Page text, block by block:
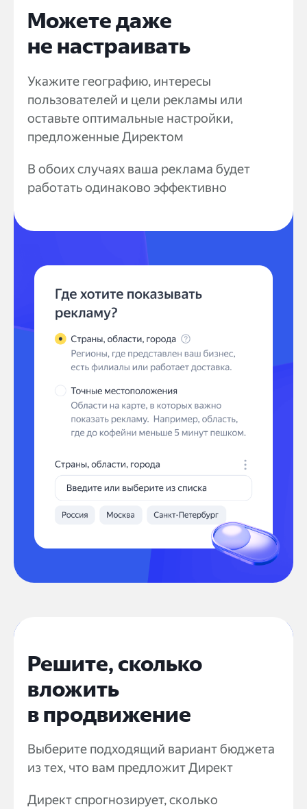
Можете даже
не настраивать
Укажите географию, интересы
пользователей и цели рекламы или
оставьте оптимальные настройки,
предложенные Директом
В обоих случаях ваша реклама будет
работать одинаково эффективно
Решите, сколько
вложить
в продвижение
Выберите подходящий вариант бюджета
из тех, что вам предложит Директ
Директ спрогнозирует, сколько